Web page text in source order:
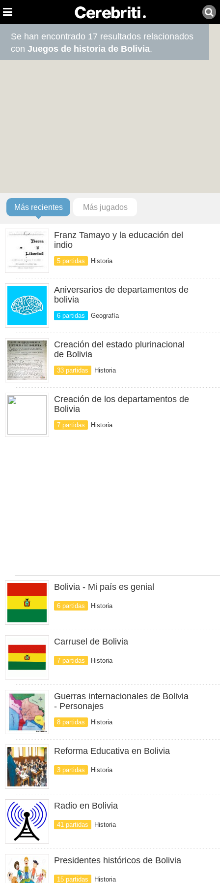
Se han encontrado 17 resultados relacionados
conJuegos de historia de Bolivia.
Más recientes Más jugados
Franz Tamayo y la educación del
indio
5 partidas Historia
Aniversarios de departamentos de
bolivia
6 partidas Geografía
Creación del estado plurinacional
de Bolivia
33 partidas Historia
Creación de los departamentos de
Bolivia
7 partidas Historia
Bolivia - Mi país es genial
6 partidas Historia
Carrusel de Bolivia
7 partidas Historia
Guerras internacionales de Bolivia
- Personajes
8 partidas Historia
Reforma Educativa en Bolivia
3 partidas Historia
Radio en Bolivia
41 partidas Historia
Presidentes históricos de Bolivia
15 partidas Historia